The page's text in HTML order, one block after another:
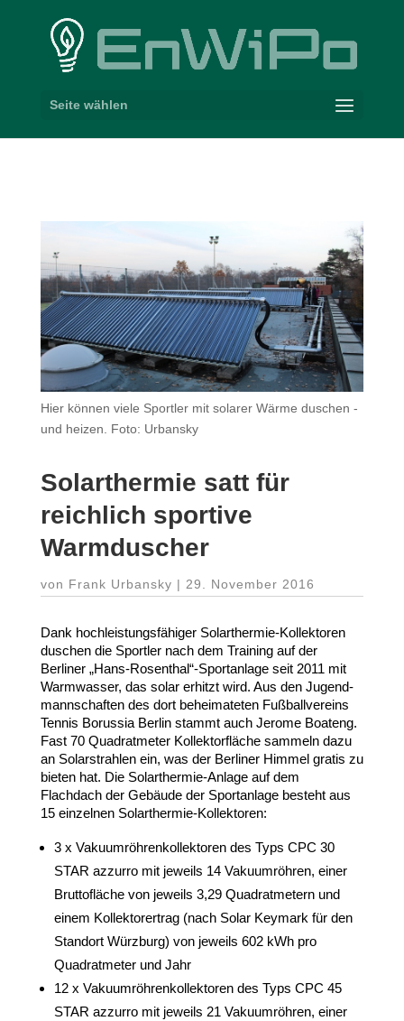
Seite wählen
Hier können viele Sportler mit solarer Wärme duschen -
und heizen. Foto: Urbansky
Solar­thermie satt für
reichlich sportive
Warmduscher
von Frank Urbansky | 29. November 2016
Dank hoch­leis­tungs­fä­higer Solarthermie-​Kollektoren
duschen die Sportler nach dem Training auf der
Berliner „Hans-Rosenthal“-Sportanlage seit 2011 mit
Warm­wasser, das solar erhitzt wird. Aus den Jugend­
mann­schaften des dort behei­ma­teten Fußball­vereins
Tennis Borussia Berlin stammt auch Jerome Boateng.
Fast 70Quadrat­meter Kollek­tor­fläche sammeln dazu
an Solar­strahlen ein, was der Berliner Himmel gratis zu
bieten hat. Die Solarthermie-​Anlage auf dem
Flachdach der Gebäude der Sport­anlage besteht aus
15einzelnen Solarthermie-Kollektoren:
3 x Vaku­um­röh­ren­kol­lek­toren des TypsCPC 30
STAR azzurro mit jeweils 14 Vaku­um­röhren, einer
Brutto­fläche von jeweils3,29 Quadrat­metern und
einem Kollek­to­rertrag (nach Solar Keymark für den
Standort Würzburg) von jeweils602 kWh pro
Quadrat­meter und Jahr
12 x Vaku­um­röh­ren­kol­lek­toren des TypsCPC 45
STAR azzurro mit jeweils 21 Vaku­um­röhren, einer